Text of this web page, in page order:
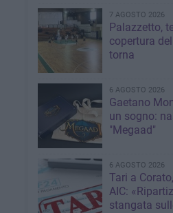
7 AGOSTO 2026
Palazzetto,
copertura
torna
6 AGOSTO 2026
Gaetano
un sogno:
"Megaad"
6 AGOSTO 2026
Tari a
AIC:
stangata